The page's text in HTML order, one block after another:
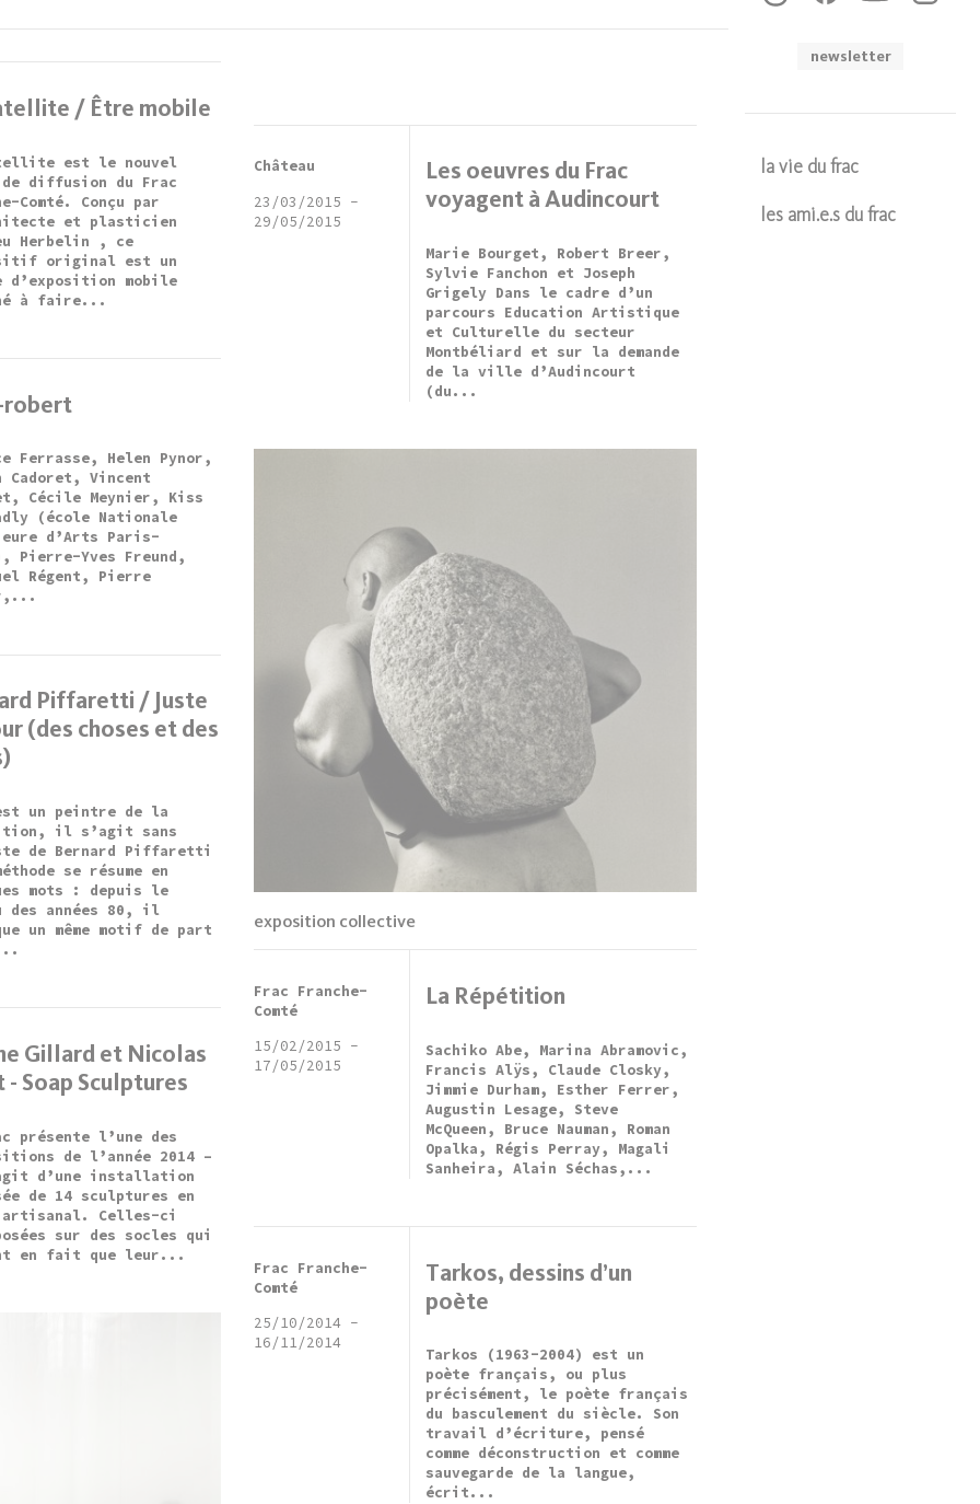
newsletter
la vie du frac
les ami.e.s du frac
/ Être mobile
est le nouvel
diffusion du Frac
Comté. Conçu par
et plasticien
Herbelin , ce
original est un
d’exposition mobile
à faire...
Les oeuvres du Frac
voyagent à Audincourt
Marie Bourget, Robert Breer,
Sylvie Fanchon et Joseph
Grigely Dans le cadre d’un
parcours Education Artistique
et Culturelle du secteur
Montbéliard et sur la demande
de la ville d’Audincourt
(du...
Château
23/03/2015 -
29/05/2015
robert
Ferrasse, Helen Pynor,
Cadoret, Vincent
Cécile Meynier, Kiss
(école Nationale
d’Arts Paris-
Pierre-Yves Freund,
Régent, Pierre
exposition collective
La Répétition
Sachiko Abe, Marina Abramovic,
Francis Alÿs, Claude Closky,
Jimmie Durham, Esther Ferrer,
Augustin Lesage, Steve
McQueen, Bruce Nauman, Roman
Opalka, Régis Perray, Magali
Sanheira, Alain Séchas,...
Frac Franche-
Comté
15/02/2015 -
17/05/2015
Piffaretti / Juste
(des choses et des
un peintre de la
il s’agit sans
de Bernard Piffaretti
se résume en
mots : depuis le
des années 80, il
un même motif de part
Gillard et Nicolas
- Soap Sculptures
présente l’une des
de l’année 2014 –
d’une installation
de 14 sculptures en
artisanal. Celles-ci
sur des socles qui
en fait que leur...
Tarkos, dessins d’un
poète
Tarkos (1963-2004) est un
poète français, ou plus
précisément, le poète français
du basculement du siècle. Son
travail d’écriture, pensé
comme déconstruction et comme
sauvegarde de la langue,
écrit...
Frac Franche-
Comté
25/10/2014-
16/11/2014